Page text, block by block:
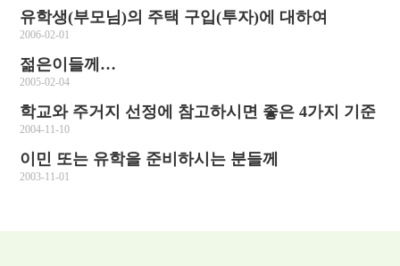
유학생(부모님)의 주택 구입(투자)에 대하여
2006-02-01
젊은이들께…
2005-02-04
학교와 주거지 선정에 참고하시면 좋은 4가지 기준
2004-11-10
이민 또는 유학을 준비하시는 분들께
2003-11-01